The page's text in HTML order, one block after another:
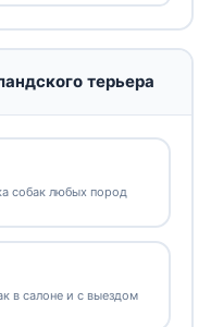
терьера
собак любых пород
в салоне и с выездом